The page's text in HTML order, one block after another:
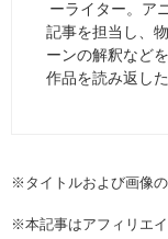
ーライター。ア
記事を担当し、
ーンの解釈など
作品を読み返し
※タイトルおよび画像
※本記事はアフィリエ